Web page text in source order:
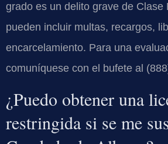
grado es un delito grave de Clase
pueden incluir multas, recargos,
encarcelamiento. Para una
comuníquese con el bufete al
¿Puedo obtener una
restringida si se me